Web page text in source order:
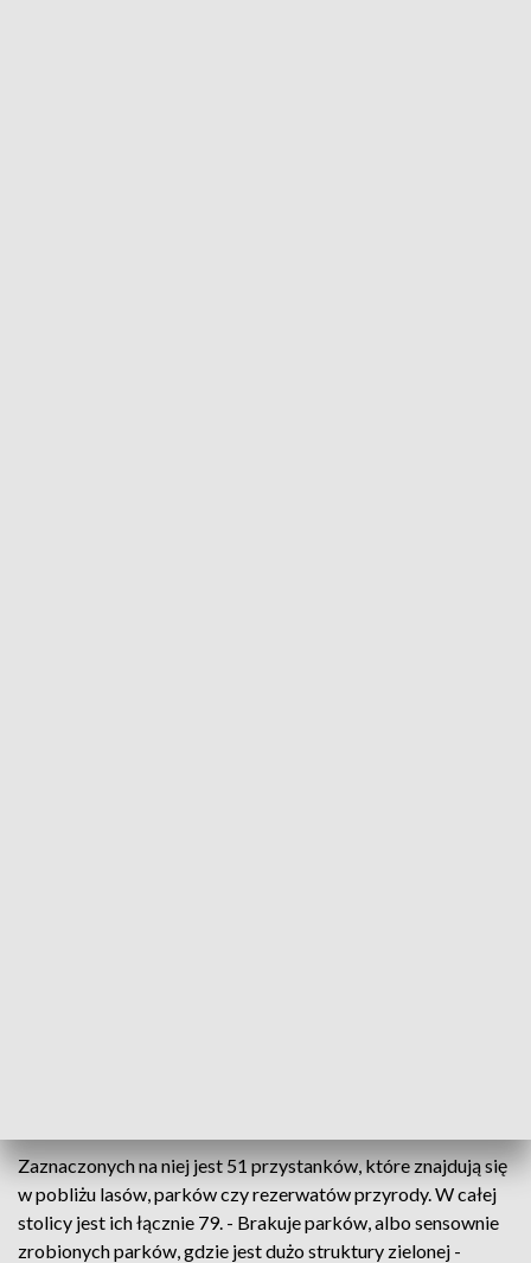
Zaznaczonych na niej jest 51 przystanków, które znajdują się
w pobliżu lasów, parków czy rezerwatów przyrody. W całej
stolicy jest ich łącznie 79. - Brakuje parków, albo sensownie
zrobionych parków, gdzie jest dużo struktury zielonej -